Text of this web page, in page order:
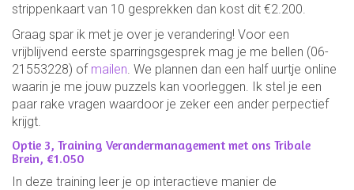
strippenkaart van 10 gesprekken dan kost dit €2.200.
Graag spar ik met je over je verandering! Voor een
vrijblijvend eerste sparringsgesprek mag je me bellen (06-
21553228) of mailen. We plannen dan een half uurtje online
waarin je me jouw puzzels kan voorleggen. Ik stel je een
paar rake vragen waardoor je zeker een ander perpectief
krijgt.
Optie 3, Training Verandermanagement met ons Tribale
Brein, €1.050
In deze training leer je op interactieve manier de